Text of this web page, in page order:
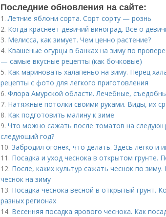
Последние обновления на сайте:
1.Летние яблони сорта. Сорт сорту — рознь
2. Когда краснеет девичий виноград. Все о
3. Мелисса, как зимует. Чем ценно растение?
4. Квашеные огурцы в банках на зиму по
— самые вкусные рецепты (как бочковые)
5. Как мариновать халапеньо на зиму. Перец
рецепты с фото для легкого приготовления
6. Флора Амурской области. Лечебные,
7. Натяжные потолки своими руками. Виды, их
8. Как подготовить малину к зиме
9. Что можно сажать после томатов на
следующий год?
10. Забродил огонек, что делать. Здесь легко и
11. Посадка и уход чеснока в открытом грунте.
12. После, каких культур сажать чеснок по
чеснок на зиму
13. Посадка чеснока весной в открытый грунт.
разных регионах
14. Весенняя посадка ярового чеснока. Как